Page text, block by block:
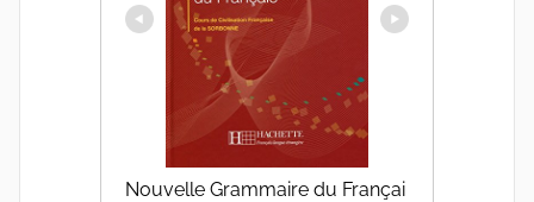
Nouvelle Grammaire du Françai